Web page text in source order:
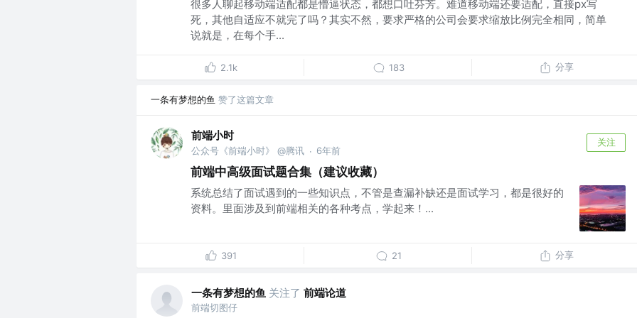
很多人聊起移动端适配都是懵逼状态，都想口吐芬芳。难道移动端还要适配，直接px写
死，其他自适应不就完了吗？其实不然，要求严格的公司会要求缩放比例完全相同，简单
说就是，在每个手...
2.1k 183 分享
一条有梦想的鱼 赞了这篇文章
前端小时
公众号《前端小时》 @腾讯 · 6年前
关注
前端中高级面试题合集（建议收藏）
系统总结了面试遇到的一些知识点，不管是查漏补缺还是面试学习，都是很好的
资料。里面涉及到前端相关的各种考点，学起来！...
391 21 分享
一条有梦想的鱼 关注了 前端论道
前端切图仔